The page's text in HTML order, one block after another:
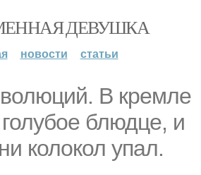
ДЕВУШКА
новости статьи
В кремле
блюдце, и
колокол упал.